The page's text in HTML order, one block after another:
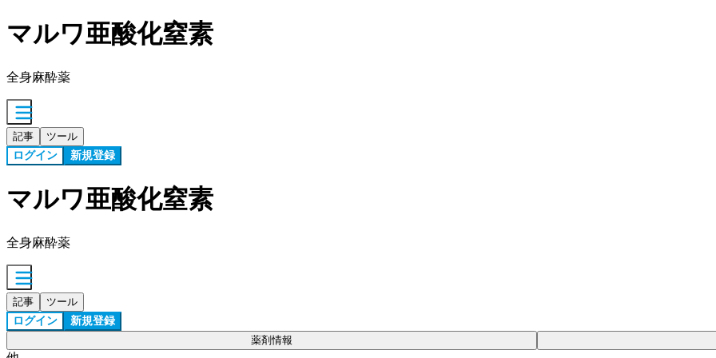
マルワ亜酸化窒素
全身麻酔薬
記事 ツール
ログイン 新規登録
マルワ亜酸化窒素
全身麻酔薬
記事 ツール
ログイン 新規登録
薬剤情報